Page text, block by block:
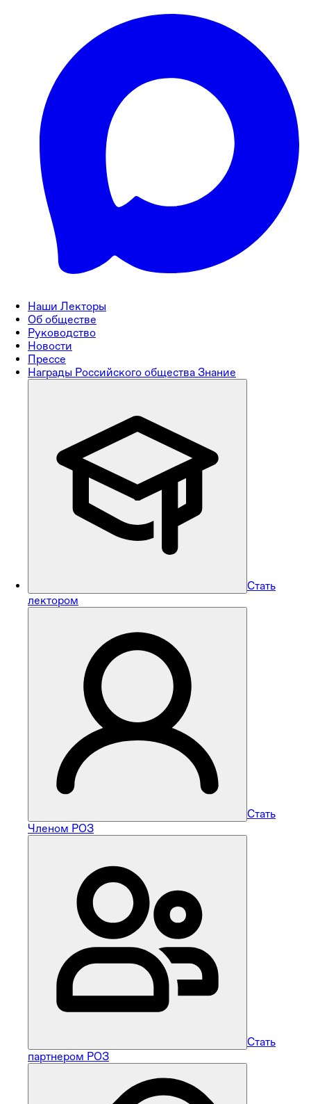
Наши Лекторы
Об обществе
Руководство
Новости
Прессе
Награды Российского общества Знание
Стать
лектором
Стать
Членом РОЗ
Стать
партнером РОЗ